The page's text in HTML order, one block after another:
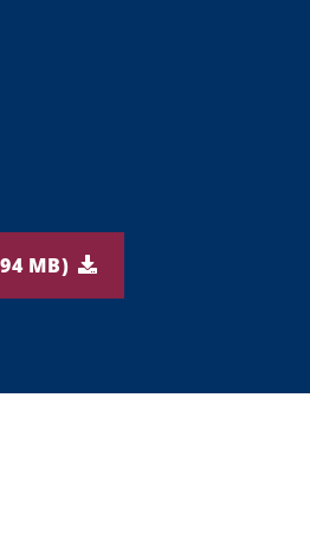
MB)